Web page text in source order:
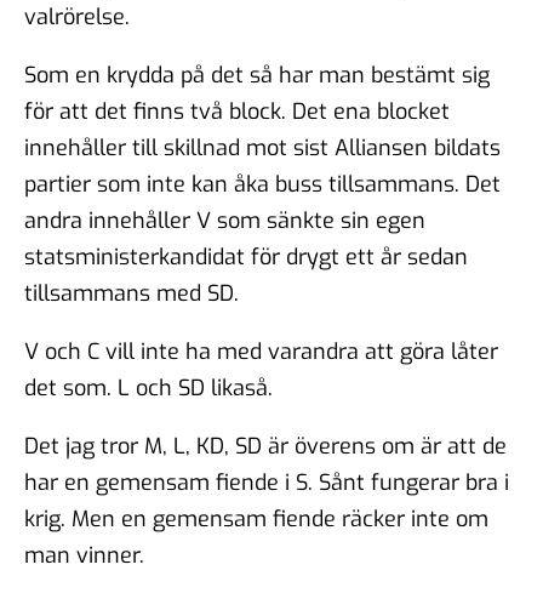
valrörelse.
Som en krydda på det så har man bestämt sig
för att det finns två block. Det ena blocket
innehåller till skillnad mot sist Alliansen bildats
partier som inte kan åka buss tillsammans. Det
andra innehåller V som sänkte sin egen
statsministerkandidat för drygt ett år sedan
tillsammans med SD.
V och C vill inte ha med varandra att göra låter
det som. L och SD likaså.
Det jag tror M, L, KD, SD är överens om är att de
har en gemensam fiende i S. Sånt fungerar bra i
krig. Men en gemensam fiende räcker inte om
man vinner.